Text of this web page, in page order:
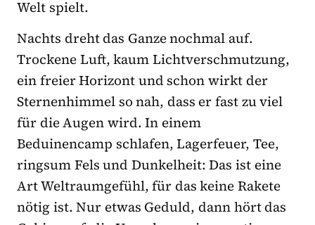
Welt spielt.
Nachts dreht das Ganze nochmal auf.
Trockene Luft, kaum Lichtverschmutzung,
ein freier Horizont und schon wirkt der
Sternenhimmel so nah, dass er fast zu viel
für die Augen wird. In einem
Beduinencamp schlafen, Lagerfeuer, Tee,
ringsum Fels und Dunkelheit: Das ist eine
Art Weltraumgefühl, für das keine Rakete
nötig ist. Nur etwas Geduld, dann hört das